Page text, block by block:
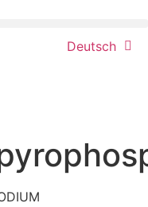
Deutsch